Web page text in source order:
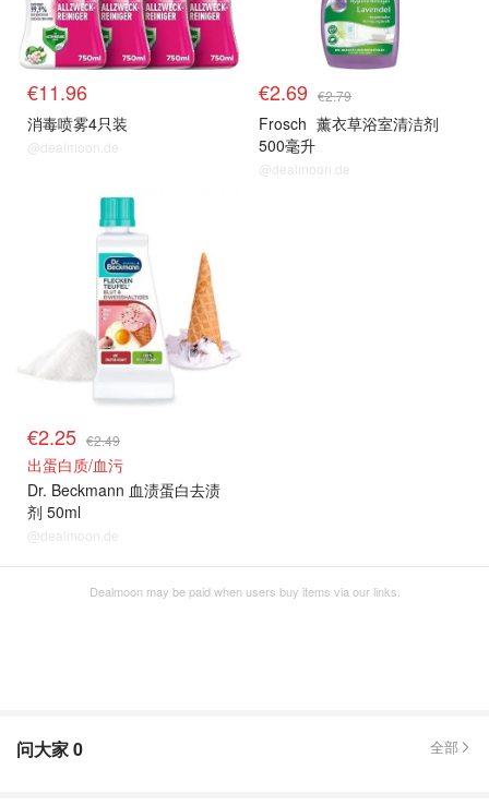
€11.96
消毒喷雾4只装
@dealmoon.de
€2.69 €2.79
Frosch 薰衣草浴室清洁剂
500毫升
@dealmoon.de
€2.25 €2.49
出蛋白质/血污
Dr. Beckmann 血渍蛋白去渍
剂 50ml
@dealmoon.de
Dealmoon may be paid when users buy items via our links.
问大家0 全部